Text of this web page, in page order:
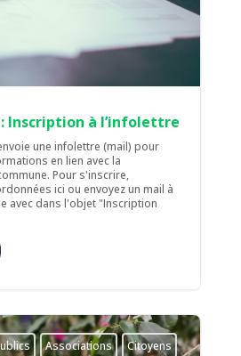
Inscription à l’infolettre
une infolettre (mail) pour
en lien avec la
Pour s'inscrire,
ici ou envoyez un mail à
avec dans l'objet "Inscription
Associations Citoyens